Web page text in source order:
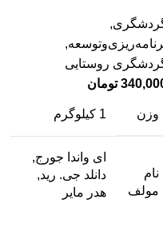
,
,
روستایی
تومان
وزن 1 کیلوگرم
نام
مولف
ای واندا جورج,
دانلد جی. رید,
هدر مایر